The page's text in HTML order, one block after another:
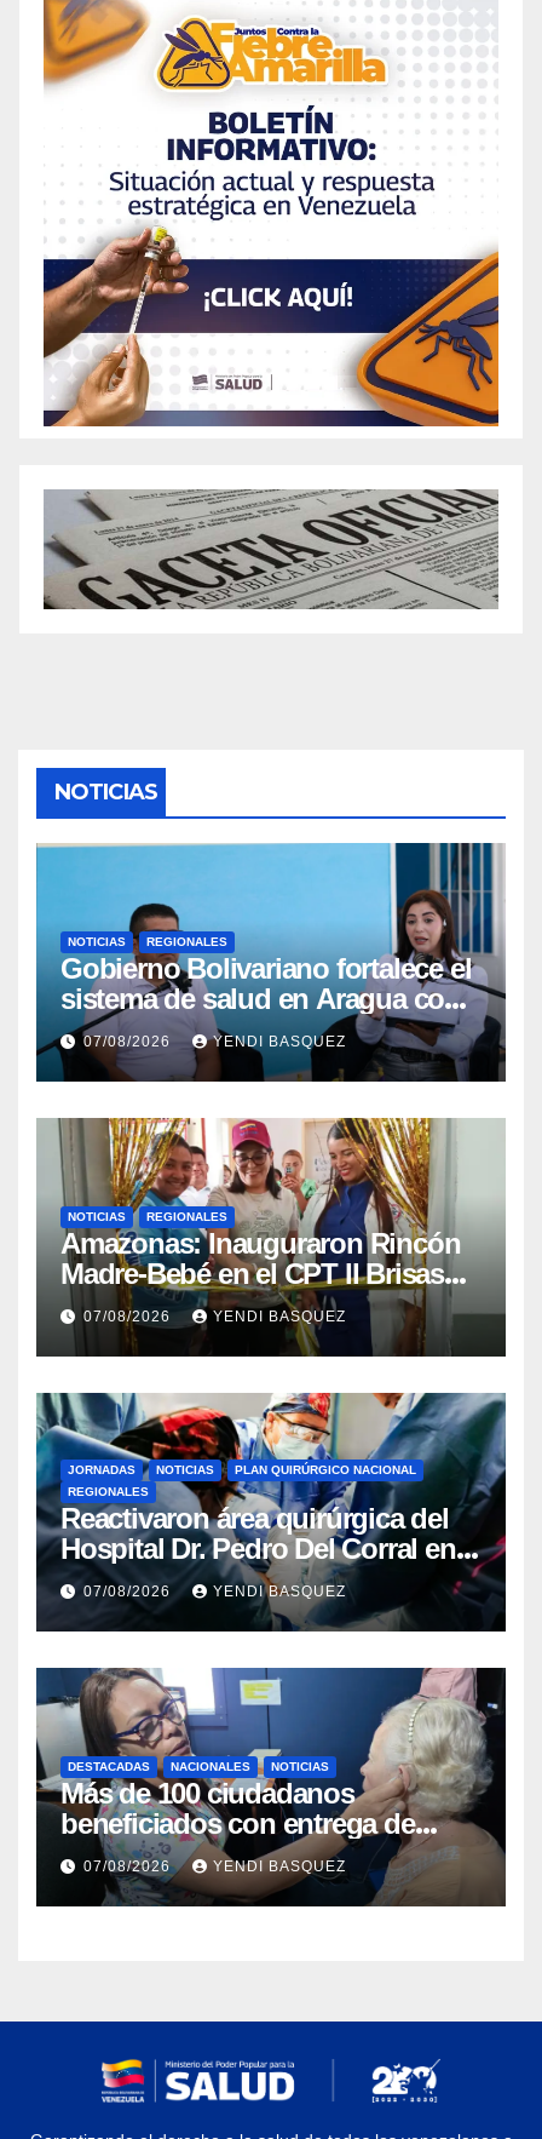
NOTICIAS
NOTICIAS REGIONALES
Gobierno Bolivariano fortalece el
sistema de salud en Aragua con
la reinauguración del CDI La
Mora
07/08/2026 YENDI BASQUEZ
NOTICIAS REGIONALES
​Amazonas: Inauguraron Rincón
Madre-Bebé en el CPT II Brisas
del Aeropuerto ​Inauguraron
Rincón
07/08/2026 YENDI BASQUEZ
JORNADAS NOTICIAS
PLAN QUIRÚRGICO NACIONAL
REGIONALES
Reactivaron área quirúrgica del
Hospital Dr. Pedro Del Corral en
Guárico
07/08/2026 YENDI BASQUEZ
DESTACADAS NACIONALES NOTICIAS
Más de 100 ciudadanos
beneficiados con entrega de
prótesis auditivas en el Centro de
Rehabilitación J.J. Arvelo
07/08/2026 YENDI BASQUEZ